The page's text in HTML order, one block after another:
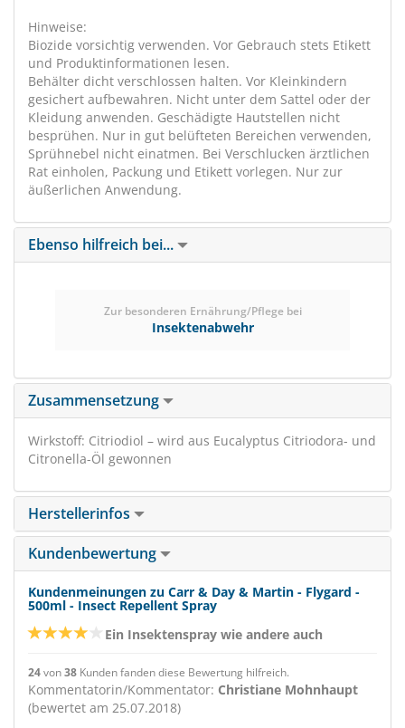
Hinweise:
Biozide vorsichtig verwenden. Vor Gebrauch stets Etikett
und Produktinformationen lesen.
Behälter dicht verschlossen halten. Vor Kleinkindern
gesichert aufbewahren. Nicht unter dem Sattel oder der
Kleidung anwenden. Geschädigte Hautstellen nicht
besprühen. Nur in gut belüfteten Bereichen verwenden,
Sprühnebel nicht einatmen. Bei Verschlucken ärztlichen
Rat einholen, Packung und Etikett vorlegen. Nur zur
äußerlichen Anwendung.
Ebenso hilfreich bei...
Zur besonderen Ernährung/Pflege bei
Insektenabwehr
Zusammensetzung
Wirkstoff: Citriodiol – wird aus Eucalyptus Citriodora- und
Citronella-Öl gewonnen
Herstellerinfos
Kundenbewertung
Kundenmeinungen zu Carr & Day & Martin - Flygard -
500ml - Insect Repellent Spray
Ein Insektenspray wie andere auch
24von38 Kunden fanden diese Bewertung hilfreich.
Kommentatorin/Kommentator: Christiane Mohnhaupt
(bewertet am 25.07.2018)